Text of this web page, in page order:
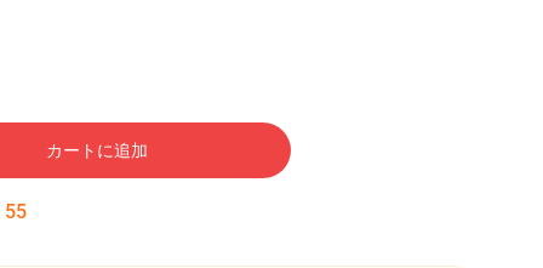
カートに追加
54